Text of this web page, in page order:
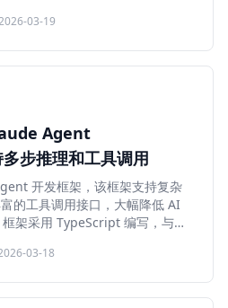
03-19
Agent
步推理和工具调用
开发框架，该框架支持复杂
的工具调用接口，大幅降低 AI
架采用 TypeScript 编写，与
03-18